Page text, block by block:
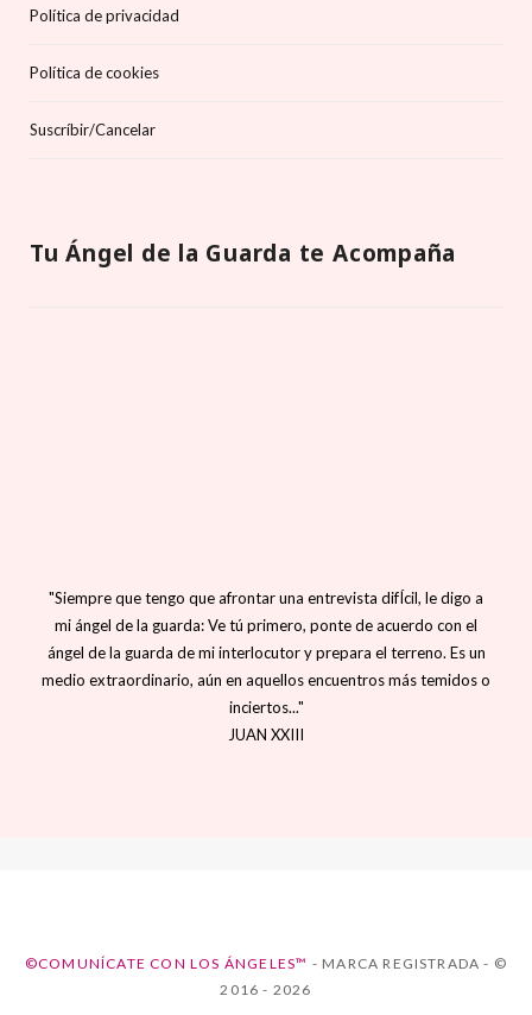
Política de privacidad
Política de cookies
Suscríbir/Cancelar
Tu Ángel de la Guarda te Acompaña
"Siempre que tengo que afrontar una entrevista difÍcil, le digo a
mi ángel de la guarda: Ve tú primero, ponte de acuerdo con el
ángel de la guarda de mi interlocutor y prepara el terreno. Es un
medio extraordinario, aún en aquellos encuentros más temidos o
inciertos..."
JUAN XXIII
©COMUNÍCATE CON LOS ÁNGELES™ - MARCA REGISTRADA - ©
2016 - 2026